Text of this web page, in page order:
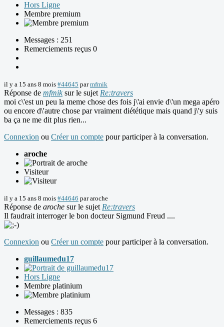
Hors Ligne
Membre premium
Messages : 251
Remerciements reçus 0
il y a 15 ans 8 mois #44645 parmfmik
Réponse de mfmiksur le sujet Re:travers
moi c\'est un peu la meme chose des fois j\'ai envie d\'un mega apéro
ou encore d\'autre chose par vraiment diététique mais quand j\'y suis
ba ça ne me dit plus rien...
Connexion ou Créer un compte pour participer à la conversation.
aroche
Visiteur
il y a 15 ans 8 mois #44646 pararoche
Réponse de aroche sur le sujet Re:travers
Il faudrait interroger le bon docteur Sigmund Freud ....
Connexion ou Créer un compte pour participer à la conversation.
guillaumedu17
Hors Ligne
Membre platinium
Messages : 835
Remerciements reçus 6